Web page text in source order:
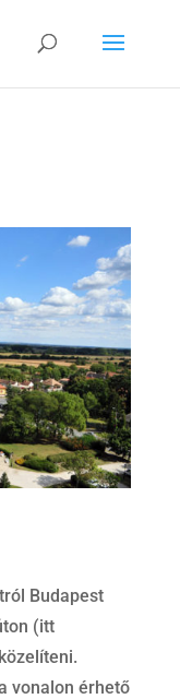
Budapest
(itt
vonalon érhető